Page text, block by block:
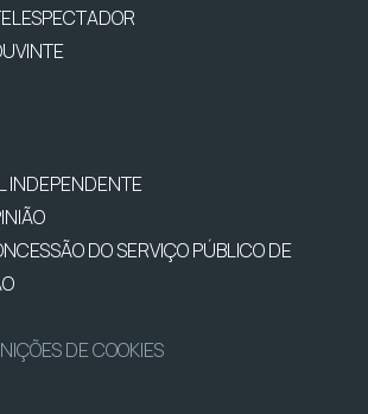
INDEPENDENTE
DO SERVIÇO PÚBLICO DE
DE COOKIES